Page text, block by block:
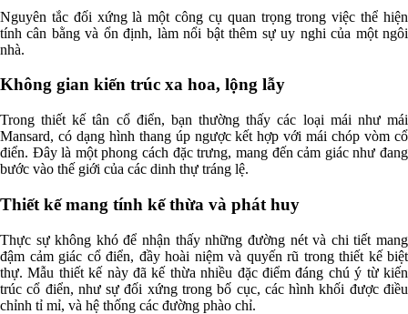
Nguyên tắc đối xứng là một công cụ quan trọng trong việc thể hiện
tính cân bằng và ổn định, làm nổi bật thêm sự uy nghi của một ngôi
nhà.
Không gian kiến trúc xa hoa, lộng lẫy
Trong thiết kế tân cổ điển, bạn thường thấy các loại mái như mái
Mansard, có dạng hình thang úp ngược kết hợp với mái chóp vòm cổ
điển. Đây là một phong cách đặc trưng, mang đến cảm giác như đang
bước vào thế giới của các dinh thự tráng lệ.
Thiết kế mang tính kế thừa và phát huy
Thực sự không khó để nhận thấy những đường nét và chi tiết mang
đậm cảm giác cổ điển, đầy hoài niệm và quyến rũ trong thiết kế biệt
thự. Mẫu thiết kế này đã kế thừa nhiều đặc điểm đáng chú ý từ kiến
trúc cổ điển, như sự đối xứng trong bố cục, các hình khối được điều
chỉnh tỉ mỉ, và hệ thống các đường phào chỉ.